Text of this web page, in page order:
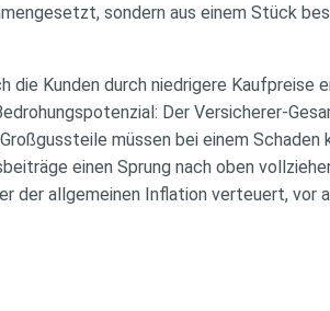
sondern aus einem Stück
die Kunden durch niedrigere Kaufpreise
Der Versicherer-
müssen bei einem
einen Sprung nach oben
der allgemeinen Inflation verteuert, vor